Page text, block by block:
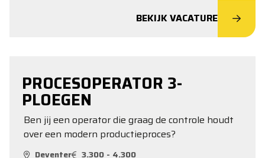
BEKIJK VACATURE
PROCESOPERATOR 3-
PLOEGEN
Ben jij een operator die graag de controle houdt
over een modern productieproces?
Deventer 3.300 - 4.300